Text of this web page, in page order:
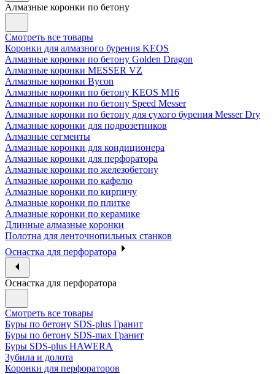
Алмазные коронки по бетону
Смотреть все товары
Коронки для алмазного бурения KEOS
Алмазные коронки по бетону Golden Dragon
Алмазные коронки MESSER VZ
Алмазные коронки Bycon
Алмазные коронки по бетону KEOS M16
Алмазные коронки по бетону Speed Messer
Алмазные коронки по бетону для сухого бурения Messer Dry
Алмазные коронки для подрозетников
Алмазные сегменты
Алмазные коронки для кондиционера
Алмазные коронки для перфоратора
Алмазные коронки по железобетону
Алмазные коронки по кафелю
Алмазные коронки по кирпичу
Алмазные коронки по плитке
Алмазные коронки по керамике
Длинные алмазные коронки
Полотна для ленточнопильных станков
Оснастка для перфоратора
Оснастка для перфоратора
Смотреть все товары
Буры по бетону SDS-plus Гранит
Буры по бетону SDS-max Гранит
Буры SDS-plus HAWERA
Зубила и долота
Коронки для перфораторов